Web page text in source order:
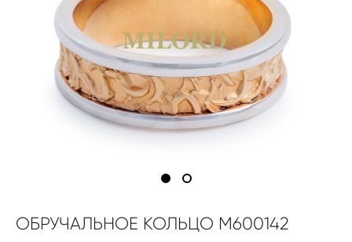
ОБРУЧАЛЬНОЕ КОЛЬЦО M600142